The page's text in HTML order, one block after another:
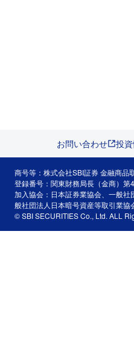
お問い合わせ 投
商号等：株式会社SBI証券 金融商品
登録番号：関東財務局長（金商）第
加入協会：日本証券業協会、一般
般社団法人日本暗号資産等取引業協
© SBI SECURITIES Co., Ltd. ALL